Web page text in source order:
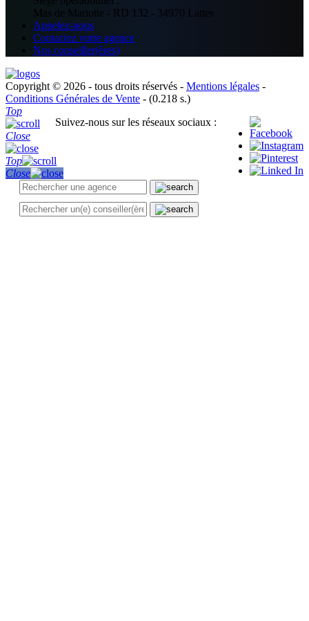
Mas de Mariotte - RD 132 - 34970 Lattes
Appelez-nous
Contactez votre agence
Nos conseiller(ères)
Copyright © 2026 - tous droits réservés - Mentions légales -
Conditions Générales de Vente - (0.218 s.)
Suivez-nous sur les réseaux sociaux :
Top
Close
Top
Close